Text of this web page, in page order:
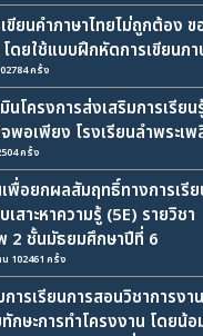
ยนคำภาษาไทยไม่ถูกต้อง
ดยใช้แบบฝึกหัดการเขียนภา
ครั้ง
นโครงการส่งเสริมการเรีย
พอเพียง โรงเรียนลำพระเ
ครั้ง
พื่อยกผลสัมฤทธิ์ทางการเรี
สาะหาความรู้ (5E) รายวิชา
2 ชั้นมัธยมศึกษาปีที่ 6
102461 ครั้ง
รเรียนการสอนวิชาการงา
กษะการทำโครงงาน โดยน้อ